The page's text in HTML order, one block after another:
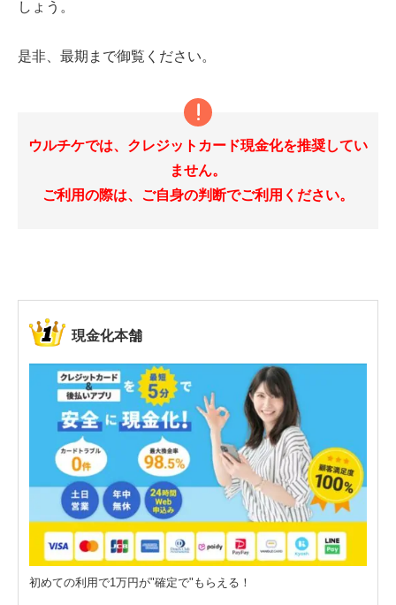
しょう。
是非、最期まで御覧ください。
ウルチケでは、クレジットカード現金化を推奨してい
ません。
ご利用の際は、ご自身の判断でご利用ください。
現金化本舗
初めての利用で1万円が"確定で"もらえる！